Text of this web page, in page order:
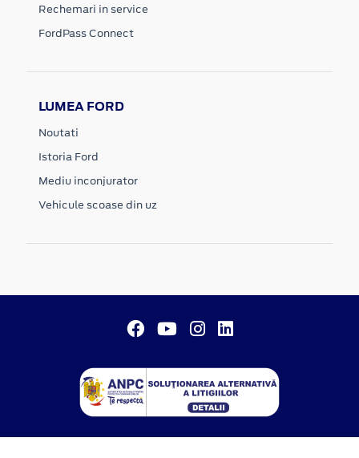
Rechemari in service
FordPass Connect
LUMEA FORD
Noutati
Istoria Ford
Mediu inconjurator
Vehicule scoase din uz